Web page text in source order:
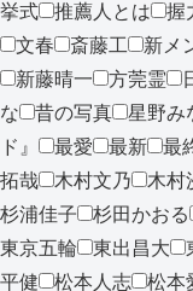
挙式
推薦人とは 握
文春
斎藤工 新メ
新藤晴一
方莞霊
な
昔の写真 星野み
ド』
最愛 最新 最
拓哉
木村文乃 木村
杉浦佳子
杉田かおる
東京五輪
東出昌大
平健
松本人志 松本